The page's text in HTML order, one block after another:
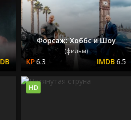
Форсаж: Хоббс и Шоу
(фильм)
6.3 6.5
HD